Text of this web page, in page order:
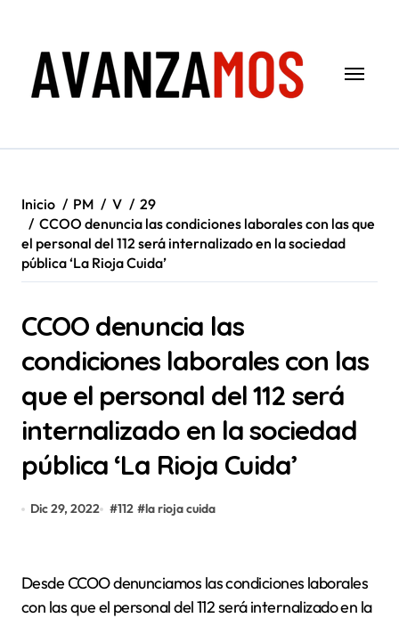
contenido
Inicio PM V
29
CCOO denuncia las condiciones laborales con las que
el personal del 112 será internalizado en la sociedad
pública ‘La Rioja Cuida’
CCOO denuncia las
condiciones laborales con las
que el personal del 112 será
internalizado en la sociedad
pública ‘La Rioja Cuida’
Dic 29, 2022 #112 #la rioja cuida
Desde CCOO denunciamos las condiciones laborales
con las que el personal del 112 será internalizado en la